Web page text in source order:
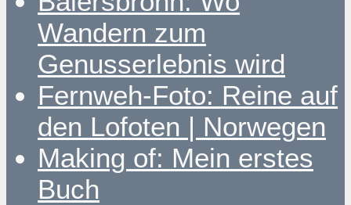
Wandern zum
Genusserlebnis wird
Fernweh-Foto: Reine auf
den Lofoten | Norwegen
Making of: Mein erstes
Buch